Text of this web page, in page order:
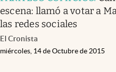
escena: llamó a votar a
las redes sociales
El Cronista
miércoles, 14 de Octubre de 2015